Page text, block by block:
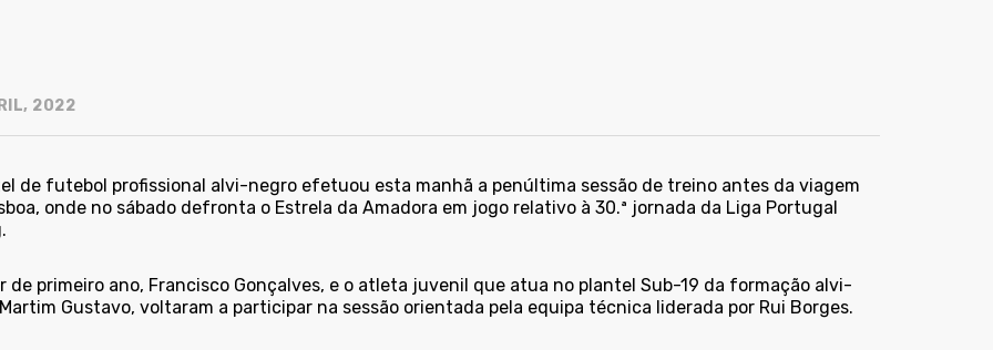
2022
de futebol profissional alvi-negro efetuou esta manhã a penúltima sessão de treino antes da viagem
onde no sábado defronta o Estrela da Amadora em jogo relativo à 30.ª jornada da Liga Portugal
de primeiro ano, Francisco Gonçalves, e o atleta juvenil que atua no plantel Sub-19 da formação alvi-
Gustavo, voltaram a participar na sessão orientada pela equipa técnica liderada por Rui Borges.